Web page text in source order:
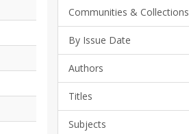
Communities & Collections
By Issue Date
Authors
Titles
Subjects